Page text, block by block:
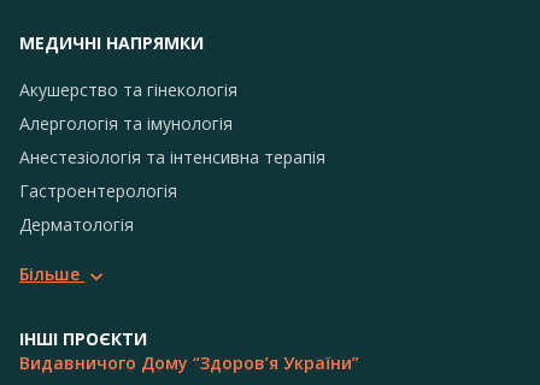
МЕДИЧНІ НАПРЯМКИ
Акушерство та гінекологія
Алергологія та імунологія
Анестезіологія та інтенсивна терапія
Гастроентерологія
Дерматологія
Більше
ІНШІ ПРОЄКТИ
Видавничого Дому “Здоров’я України”